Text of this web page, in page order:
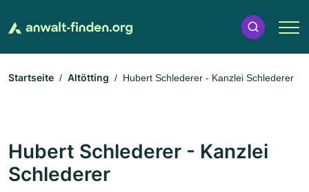
Startseite Altötting Hubert Schlederer - Kanzlei Schlederer
Hubert Schlederer - Kanzlei
Schlederer